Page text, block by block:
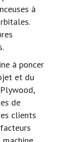
à
à poncer
et du
de
clients